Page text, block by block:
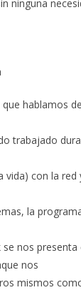
ninguna
hablamos
trabajado
vida) con la red
la
nos presenta
nos
mismos